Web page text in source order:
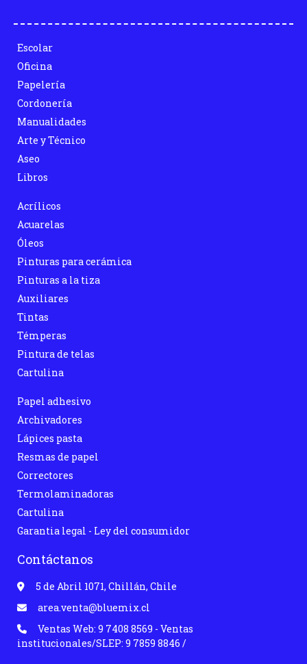
Escolar
Oficina
Papelería
Cordonería
Manualidades
Arte y Técnico
Aseo
Libros
Acrílicos
Acuarelas
Óleos
Pinturas para cerámica
Pinturas a la tiza
Auxiliares
Tintas
Témperas
Pintura de telas
Cartulina
Papel adhesivo
Archivadores
Lápices pasta
Resmas de papel
Correctores
Termolaminadoras
Cartulina
Garantia legal - Ley del consumidor
Contáctanos
5 de Abril 1071, Chillán, Chile
area.venta@bluemix.cl
Ventas Web: 9 7408 8569 - Ventas
institucionales/SLEP: 9 7859 8846 /